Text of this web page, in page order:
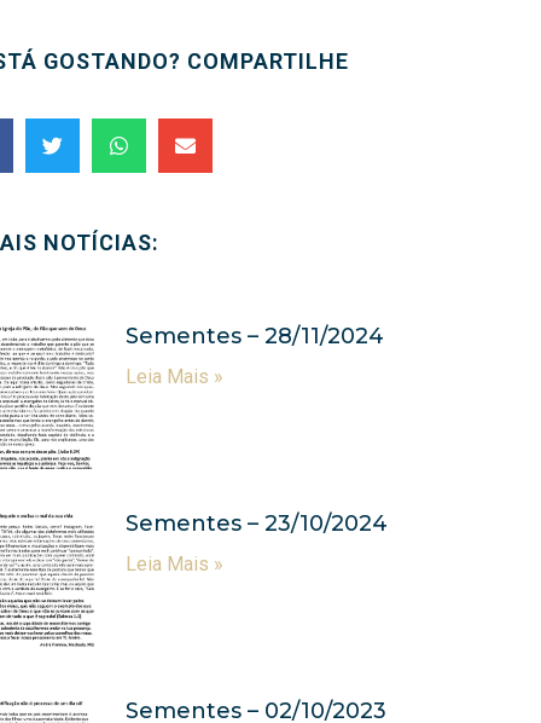
GOSTANDO? COMPARTILHE
NOTÍCIAS:
Sementes – 28/11/2024
Leia Mais »
Sementes – 23/10/2024
Leia Mais »
Sementes – 02/10/2023